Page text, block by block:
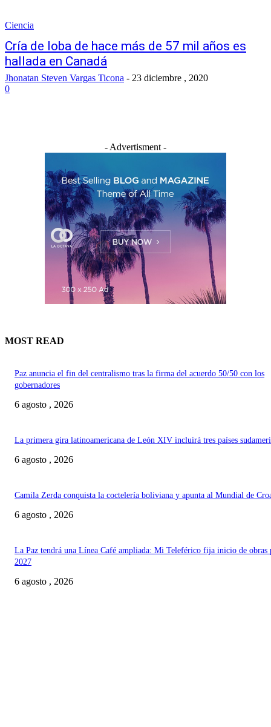
Ciencia
Cría de loba de hace más de 57 mil años es
hallada en Canadá
Jhonatan Steven Vargas Ticona - 23 diciembre , 2020
0
- Advertisment -
MOST READ
Paz anuncia el fin del centralismo tras la firma del acuerdo 50/50 con los
gobernadores
6 agosto , 2026
La primera gira latinoamericana de León XIV incluirá tres países
6 agosto , 2026
Camila Zerda conquista la coctelería boliviana y apunta al Mundial de
6 agosto , 2026
La Paz tendrá una Línea Café ampliada: Mi Teleférico fija inicio de obras
2027
6 agosto , 2026